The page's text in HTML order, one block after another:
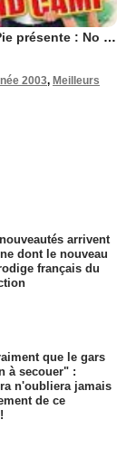
American Pie présente : No limit !
2003, Meilleurs
arrivent
dont le nouveau
français du
que le gars
à secouer" :
n'oubliera jamais
de ce